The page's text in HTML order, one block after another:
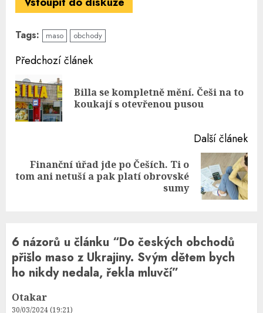
Tags: maso obchody
Continue
Reading
Předchozí článek
Billa se kompletně mění. Češi na to
koukají s otevřenou pusou
Další článek
Next
Finanční úřad jde po Češích. Ti o
tom ani netuší a pak platí obrovské
sumy
6 názorů u článku “Do českých obchodů
přišlo maso z Ukrajiny. Svým dětem bych
ho nikdy nedala, řekla mluvčí”
Otakar
30/03/2024 (19:21)